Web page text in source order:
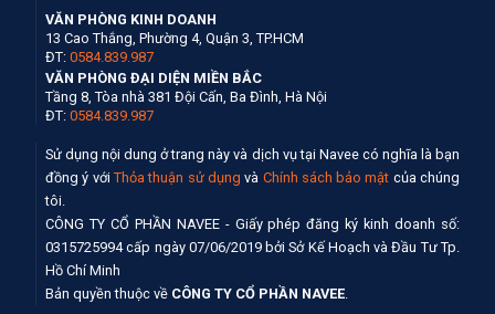
VĂN PHÒNG KINH DOANH
13 Cao Thắng, Phường 4, Quận 3, TP.HCM
ĐT: 0584.839.987
VĂN PHÒNG ĐẠI DIỆN MIỀN BẮC
Tầng 8, Tòa nhà 381 Đội Cấn, Ba Đình, Hà Nội
ĐT: 0584.839.987
Sử dụng nội dung ở trang này và dịch vụ tại Navee có nghĩa là bạn
đồng ý với Thỏa thuận sử dụng và Chính sách bảo mật của chúng
tôi.
CÔNG TY CỔ PHẦN NAVEE - Giấy phép đăng ký kinh doanh số:
0315725994 cấp ngày 07/06/2019 bởi Sở Kế Hoạch và Đầu Tư Tp.
Hồ Chí Minh
Bản quyền thuộc về CÔNG TY CỔ PHẦN NAVEE.